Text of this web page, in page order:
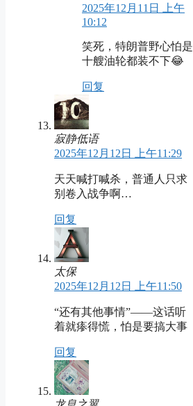
2025年12月11日 上午
10:12
笑死，特朗普野心怕是
十艘油轮都装不下😂
回复
寂静低语
2025年12月12日 上午11:29
天天喊打喊杀，普通人只求
别卷入战争啊…
回复
太保
2025年12月12日 上午11:50
“还有其他事情”——这话听
着就瘆得慌，怕是要搞大事
回复